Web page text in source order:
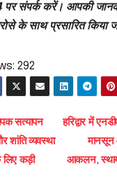
संपर्क करें। आपकी
के साथ प्रसारित किया
292
हरिद्वार में
मानसून
आकलन,
सत्यापन
शांति व्यवस्था
कड़ी